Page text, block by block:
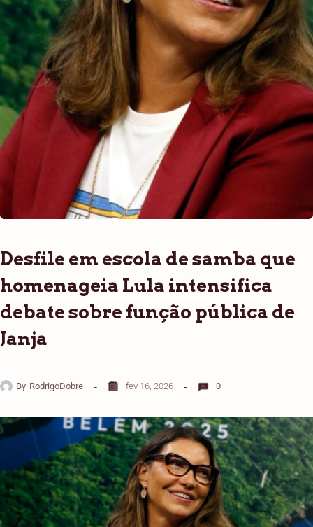
Desfile em escola de samba que
homenageia Lula intensifica
debate sobre função pública de
Janja
By RodrigoDobre fev 16, 2026 0